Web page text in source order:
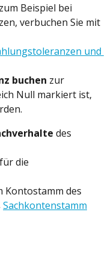
Beispiel bei
verbuchen Sie mit
und
buchen zur
Null markiert ist,
des
die
Kontostamm des
Sachkontenstamm